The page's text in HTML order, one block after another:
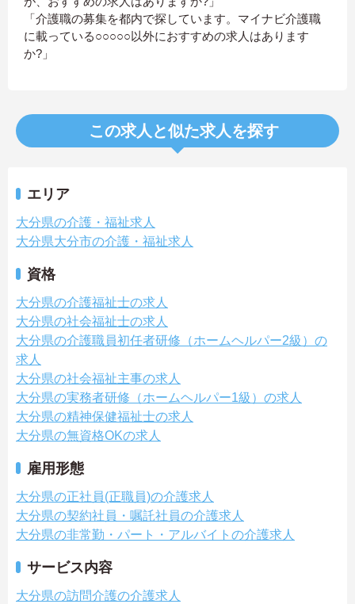
「介護職の募集を都内で探しています。マイナビ介護職
に載っている○○○○○以外におすすめの求人はあります
か?」
この求人と似た求人を探す
エリア
大分県の介護・福祉求人
大分県大分市の介護・福祉求人
資格
大分県の介護福祉士の求人
大分県の社会福祉士の求人
大分県の介護職員初任者研修（ホームヘルパー2級）の
求人
大分県の社会福祉主事の求人
大分県の実務者研修（ホームヘルパー1級）の求人
大分県の精神保健福祉士の求人
大分県の無資格OKの求人
雇用形態
大分県の正社員(正職員)の介護求人
大分県の契約社員・嘱託社員の介護求人
大分県の非常勤・パート・アルバイトの介護求人
サービス内容
大分県の訪問介護の介護求人